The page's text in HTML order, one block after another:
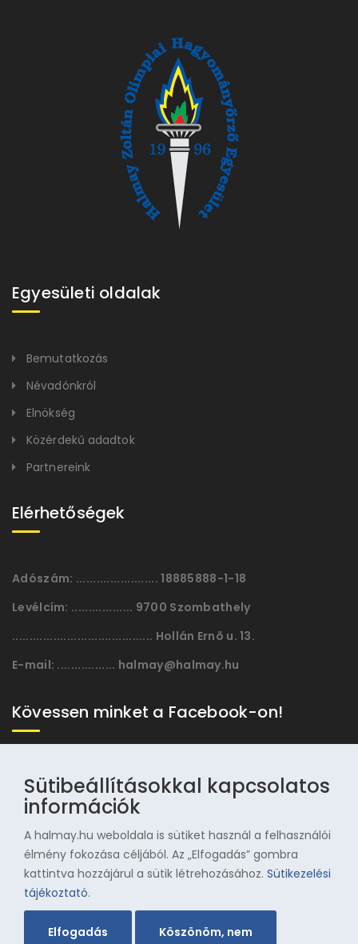
Egyesületi oldalak
Bemutatkozás
Névadónkról
Elnökség
Közérdekű adadtok
Partnereink
Elérhetőségek
Adószám: ........................ 18885888-1-18
Levélcím: .................. 9700 Szombathely
......................................... Hollán Ernõ u. 13.
E-mail: ................. halmay@halmay.hu
Kövessen minket a Facebook-on!
© 1996-2025 Halmay Zoltán Olimpiai Hagyományörző
Sütibeállításokkal kapcsolatos
információk
A halmay.hu weboldala is sütiket használ a felhasználói
élmény fokozása céljából. Az „Elfogadás” gombra
kattintva hozzájárul a sütik létrehozásához.Sütikezelési
tájékoztató.
Elfogadás Köszönöm, nem